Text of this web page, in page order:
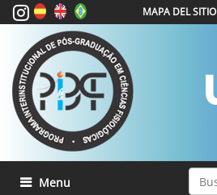
MAPA DEL SITIO
Mostrar/Ocultar navegación